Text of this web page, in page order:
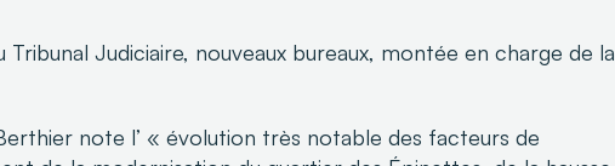
Judiciaire, nouveaux bureaux, montée en charge de la
note l’ « évolution très notable des facteurs de